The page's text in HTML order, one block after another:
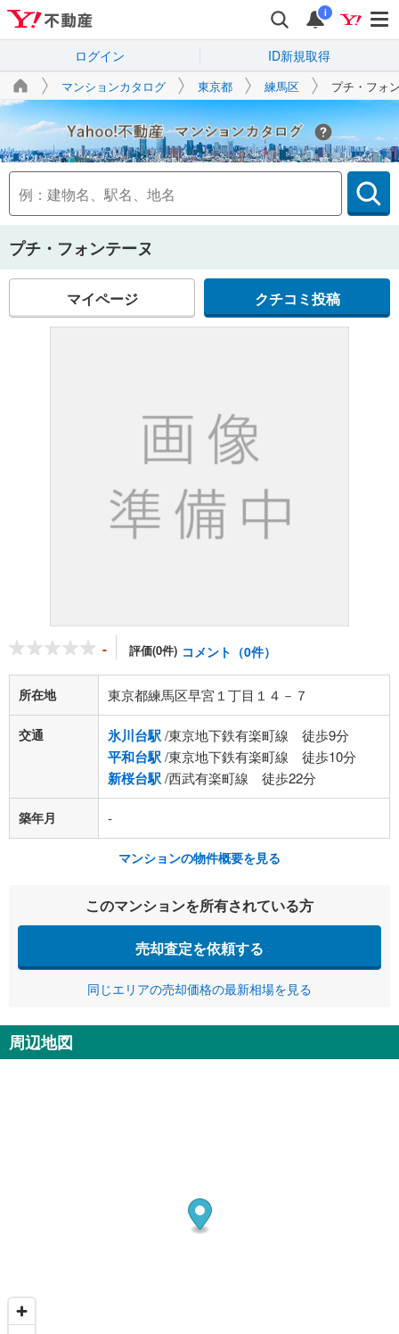
i
ログイン ID新規取得
マンションカタログ 東京都 練馬区 プチ・フォ
Yahoo!不動産
プチ・フォンテーヌ
マイページ クチコミ投稿
- 評価(0件) コメント（0件）
所在地 東京都練馬区早宮１丁目１４－７
交通 氷川台駅/東京地下鉄有楽町線 徒歩9分
平和台駅/東京地下鉄有楽町線 徒歩10分
新桜台駅/西武有楽町線 徒歩22分
築年月 -
マンションの物件概要を見る
このマンションを所有されている方
売却査定を依頼する
同じエリアの売却価格の最新相場を見る
周辺地図